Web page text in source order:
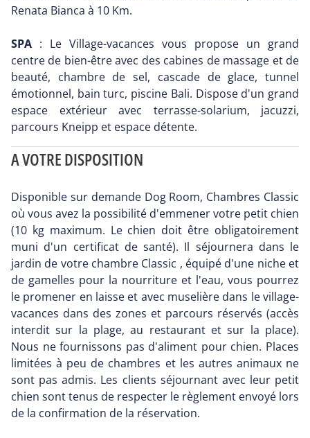
Renata Bianca à 10 Km.
SPA : Le Village-vacances vous propose un grand
centre de bien-être avec des cabines de massage et de
beauté, chambre de sel, cascade de glace, tunnel
émotionnel, bain turc, piscine Bali. Dispose d'un grand
espace extérieur avec terrasse-solarium, jacuzzi,
parcours Kneipp et espace détente.
A VOTRE DISPOSITION
Disponible sur demande Dog Room, Chambres Classic
où vous avez la possibilité d'emmener votre petit chien
(10 kg maximum. Le chien doit être obligatoirement
muni d'un certificat de santé). Il séjournera dans le
jardin de votre chambre Classic , équipé d'une niche et
de gamelles pour la nourriture et l'eau, vous pourrez
le promener en laisse et avec muselière dans le village-
vacances dans des zones et parcours réservés (accès
interdit sur la plage, au restaurant et sur la place).
Nous ne fournissons pas d'aliment pour chien. Places
limitées à peu de chambres et les autres animaux ne
sont pas admis. Les clients séjournant avec leur petit
chien sont tenus de respecter le règlement envoyé lors
de la confirmation de la réservation.